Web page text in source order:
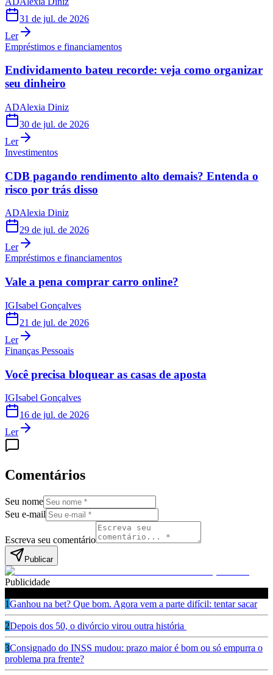
31 de jul. de 2026
Ler
Empréstimos e financiamentos
Endividamento bateu recorde: veja como organizar
seu dinheiro
ADAlexia Diniz
30 de jul. de 2026
Ler
Investimentos
CDB pagando rendimento alto demais? Entenda o
risco por trás disso
ADAlexia Diniz
29 de jul. de 2026
Ler
Empréstimos e financiamentos
Vale a pena comprar carro online?
IGIsabel Gonçalves
21 de jul. de 2026
Ler
Finanças Pessoais
Você precisa bloquear as casas de aposta
IGIsabel Gonçalves
16 de jul. de 2026
Ler
Comentários
Seu nome
Seu e-mail
Escreva seu comentário
Publicar
Publicidade
1Ganhou na bet? Que bom. Agora vem a parte difícil: tentar sacar
2Depois dos 50, o divórcio virou outra história
3Consignado do INSS mudou: prazo maior é bom ou só empurra o
problema pra frente?